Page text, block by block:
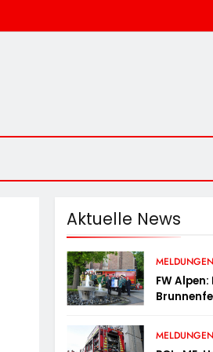
Aktuelle News
MELDUNGEN
FW
MELDUNGEN